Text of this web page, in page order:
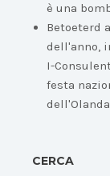
è una
Betoeterd
dell'anno,
I-
festa
dell'Olanda
CERCA